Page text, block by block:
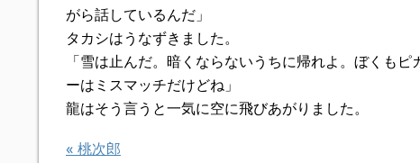
がら話しているんだ」
タカシはうなずきました。
「雪は止んだ。暗くならないうちに帰れよ。ぼくも
ーはミスマッチだけどね」
龍はそう言うと一気に空に飛びあがりました。
« 桃次郎